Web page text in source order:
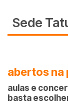
Sede
abertos na
aulas e
basta